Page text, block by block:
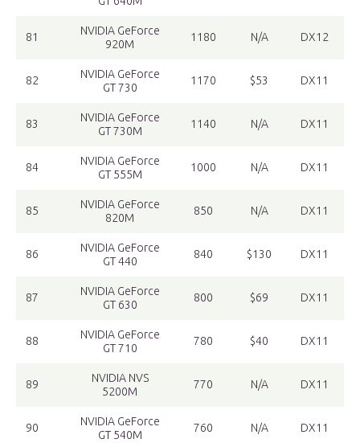
81
NVIDIA GeForce
920M
1180 N/A DX12
82
NVIDIA GeForce
GT 730
1170 $53 DX11
83
NVIDIA GeForce
GT 730M
1140 N/A DX11
84
NVIDIA GeForce
GT 555M
1000 N/A DX11
85
NVIDIA GeForce
820M
850 N/A DX11
86
NVIDIA GeForce
GT 440
840 $130 DX11
87
NVIDIA GeForce
GT 630
800 $69 DX11
88
NVIDIA GeForce
GT 710
780 $40 DX11
89
NVIDIA NVS
5200M
770 N/A DX11
90
NVIDIA GeForce
GT 540M
760 N/A DX11